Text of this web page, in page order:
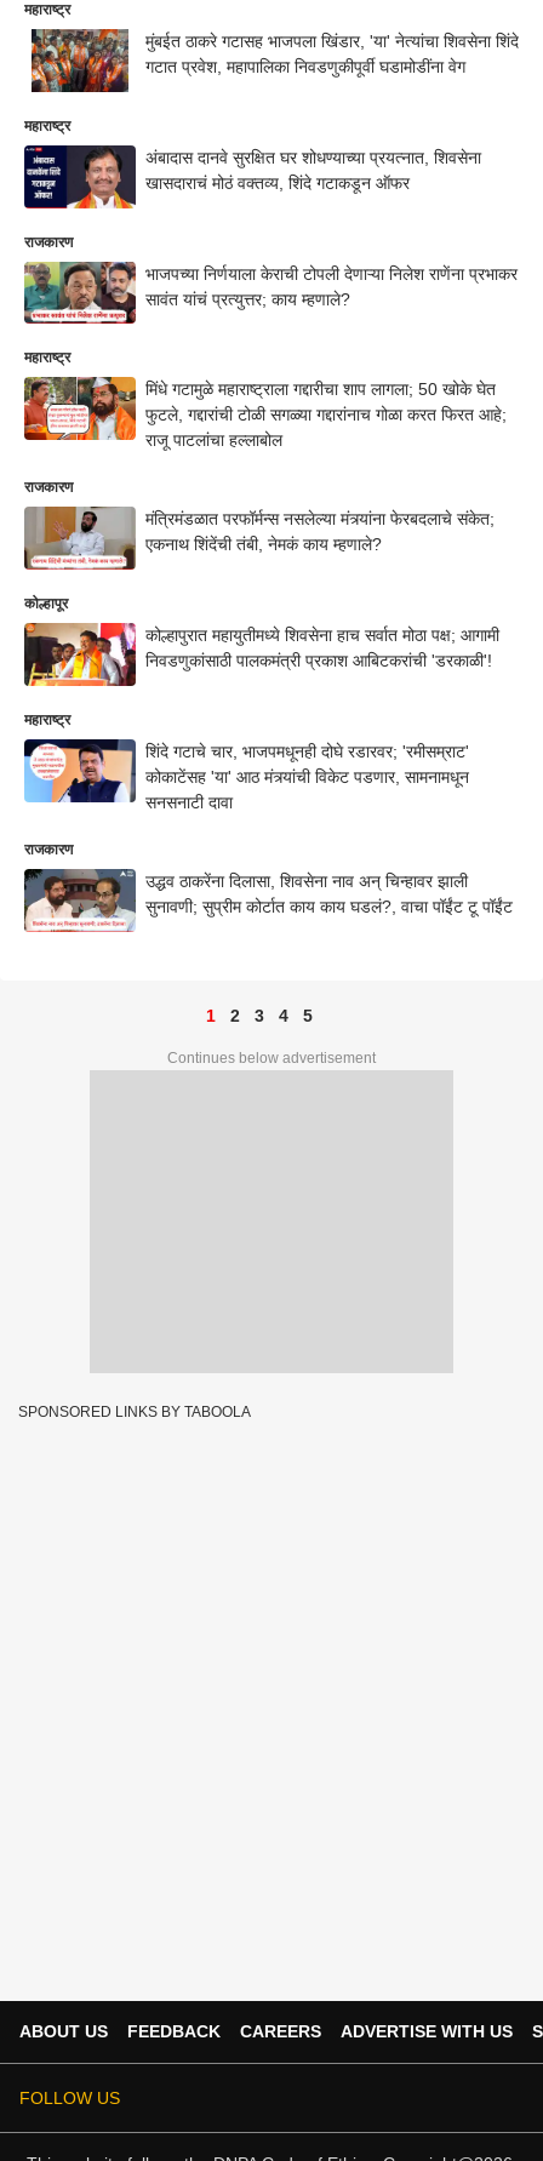
महाराष्ट्र
मुंबईत ठाकरे गटासह भाजपला खिंडार, 'या' नेत्यांचा शिवसेना शिंदे
गटात प्रवेश, महापालिका निवडणुकीपूर्वी घडामोडींना वेग
महाराष्ट्र
अंबादास दानवे सुरक्षित घर शोधण्याच्या प्रयत्नात, शिवसेना
खासदाराचं मोठं वक्तव्य, शिंदे गटाकडून ऑफर
राजकारण
भाजपच्या निर्णयाला केराची टोपली देणाऱ्या निलेश राणेंना प्रभाकर
सावंत यांचं प्रत्युत्तर; काय म्हणाले?
महाराष्ट्र
मिंधे गटामुळे महाराष्ट्राला गद्दारीचा शाप लागला; 50 खोके घेत
फुटले, गद्दारांची टोळी सगळ्या गद्दारांनाच गोळा करत फिरत आहे;
राजू पाटलांचा हल्लाबोल
राजकारण
मंत्रिमंडळात परफॉर्मन्स नसलेल्या मंत्र्यांना फेरबदलाचे संकेत;
एकनाथ शिंदेंची तंबी, नेमकं काय म्हणाले?
कोल्हापूर
कोल्हापुरात महायुतीमध्ये शिवसेना हाच सर्वात मोठा पक्ष; आगामी
निवडणुकांसाठी पालकमंत्री प्रकाश आबिटकरांची 'डरकाळी'!
महाराष्ट्र
शिंदे गटाचे चार, भाजपमधूनही दोघे रडारवर; 'रमीसम्राट'
कोकाटेंसह 'या' आठ मंत्र्यांची विकेट पडणार, सामनामधून
सनसनाटी दावा
राजकारण
उद्धव ठाकरेंना दिलासा, शिवसेना नाव अन् चिन्हावर झाली
सुनावणी; सुप्रीम कोर्टात काय काय घडलं?, वाचा पॉईंट टू पॉईंट
1 2 3 4 5
Continues below advertisement
SPONSORED LINKS BY TABOOLA
ABOUT US FEEDBACK CAREERS ADVERTISE WITH US
FOLLOW US